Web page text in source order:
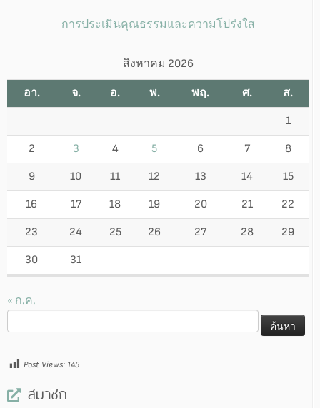
การประเมินคุณธรรมและความโปร่งใส
สิงหาคม 2026
อา. จ. อ. พ. พฤ. ศ. ส.
1
2 3 4 5 6 7 8
9 10 11 12 13 14 15
16 17 18 19 20 21 22
23 24 25 26 27 28 29
30 31
« ก.ค.
สำหรับ:
Post Views: 145
สมาชิก